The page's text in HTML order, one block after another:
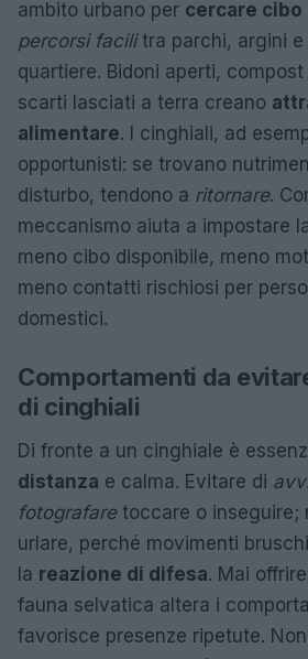
ambito urbano per cercare cibo
percorsi facilitra parchi, argini e
quartiere. Bidoni aperti,
scarti lasciati a terra creano
alimentare. I cinghiali, ad
opportunisti: se trovano
disturbo, tendono a ritornare.
meccanismo aiuta a impostare
meno cibo disponibile, meno
meno contatti rischiosi per
domestici.
Comportamenti da
di cinghiali
Di fronte a un cinghiale è
distanza e calma. Evitare di
fotografaretoccare o inseguire;
urlare, perché movimenti
la reazione di difesa. Mai
fauna selvatica altera i
favorisce presenze ripetute.